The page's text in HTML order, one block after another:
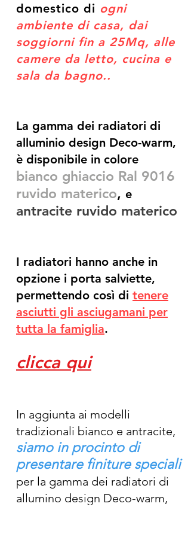
domestico di ogni
ambiente di casa, dai
soggiorni fin a 25Mq, alle
camere da letto, cucina e
sala da bagno..
La gamma dei radiatori di
alluminio design Deco-warm,
è disponibile in colore
bianco ghiaccio Ral 9016
ruvido materico, e
antracite ruvido materico
I radiatori hanno anche in
opzione i porta salviette,
permettendo così di tenere
asciutti gli asciugamani per
tutta la famiglia.
clicca qui
In aggiunta ai modelli
tradizionali bianco e antracite,
siamo in procinto di
presentare finiture speciali
per la gamma dei radiatori di
allumino design Deco-warm,